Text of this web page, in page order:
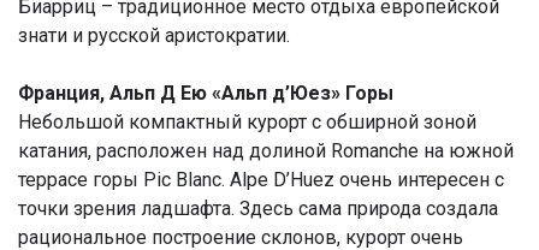
Биарриц – традиционное место отдыха европейской
знати и русской аристократии.
Франция, Альп Д Ею «Альп д’Юез» Горы
Небольшой компактный курорт с обширной зоной
катания, расположен над долиной Romanche на южной
террасе горы Pic Blanc. Alpe D’Huez очень интересен с
точки зрения ладшафта. Здесь сама природа создала
рациональное построение склонов, курорт очень